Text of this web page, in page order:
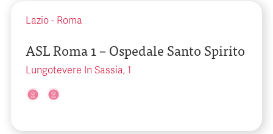
Lazio - Roma
ASL Roma 1 – Ospedale Santo Spirito
Lungotevere In Sassia, 1